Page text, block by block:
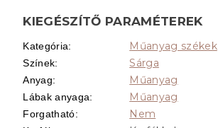
KIEGÉSZÍTŐ PARAMÉTEREK
Kategória: Műanyag székek
Színek: Sárga
Anyag: Műanyag
Lábak anyaga: Műanyag
Forgatható: Nem